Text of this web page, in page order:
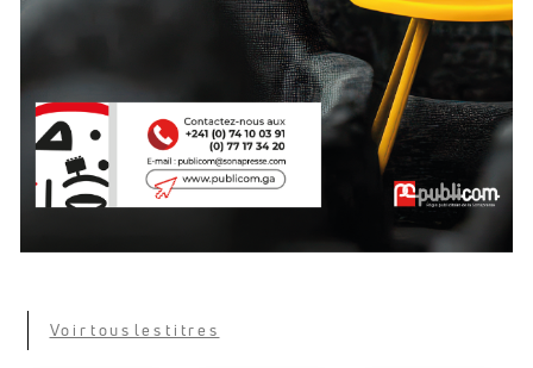
Voir tous les titres